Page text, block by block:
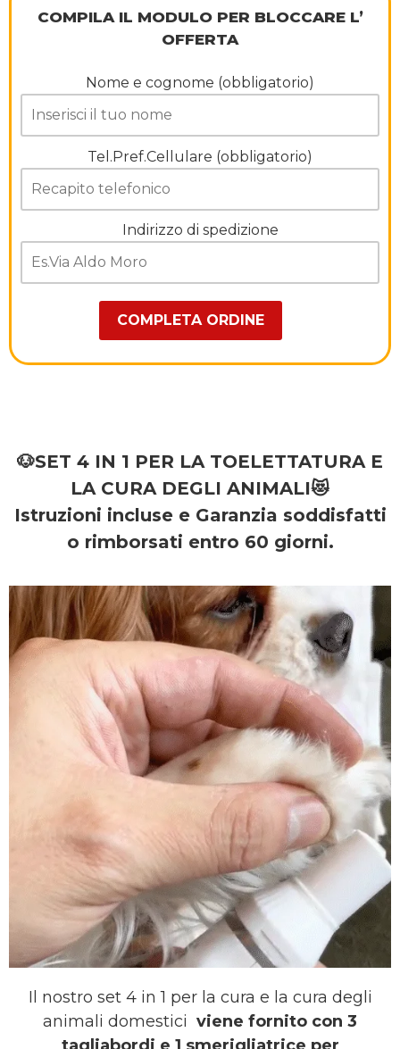
COMPILA IL MODULO PER BLOCCARE L’
OFFERTA
Nome e cognome (obbligatorio)
Tel.Pref.Cellulare (obbligatorio)
Indirizzo di spedizione
🐶SET 4 IN 1 PER LA TOELETTATURA E
LA CURA DEGLI ANIMALI😻
Istruzioni incluse e Garanzia soddisfatti
o rimborsati entro 60 giorni.
Il nostro set 4 in 1 per la cura e la cura degli
animali domestici viene fornito con 3